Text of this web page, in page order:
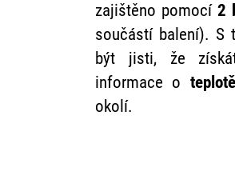
zajištěno pomocí 2
součástí balení). S
být jisti, že
informace o
okolí.